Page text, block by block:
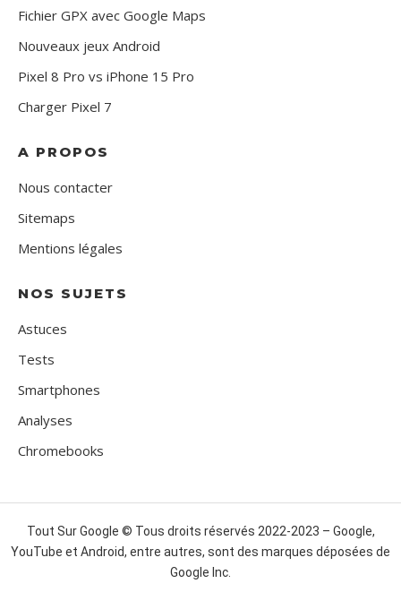
Fichier GPX avec Google Maps
Nouveaux jeux Android
Pixel 8 Pro vs iPhone 15 Pro
Charger Pixel 7
A PROPOS
Nous contacter
Sitemaps
Mentions légales
NOS SUJETS
Astuces
Tests
Smartphones
Analyses
Chromebooks
Tout Sur Google © Tous droits réservés 2022-2023 – Google,
YouTube et Android, entre autres, sont des marques déposées de
Google Inc.